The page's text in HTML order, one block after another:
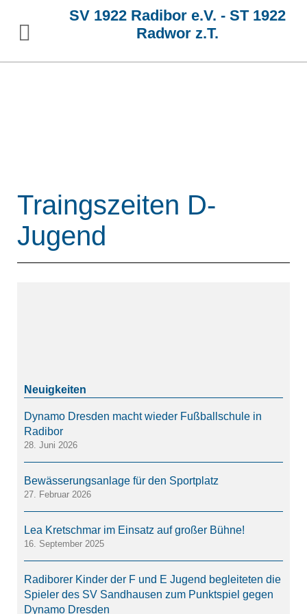
SV 1922 Radibor e.V. - ST 1922
Radwor z.T.
Traingszeiten D-
Jugend
Dynamo Dresden macht wieder Fußballschule in
Radibor
28. Juni 2026
Bewässerungsanlage für den Sportplatz
27. Februar 2026
Lea Kretschmar im Einsatz auf großer Bühne!
16. September 2025
Radiborer Kinder der F und E Jugend begleiteten die
Spieler des SV Sandhausen zum Punktspiel gegen
Dynamo Dresden